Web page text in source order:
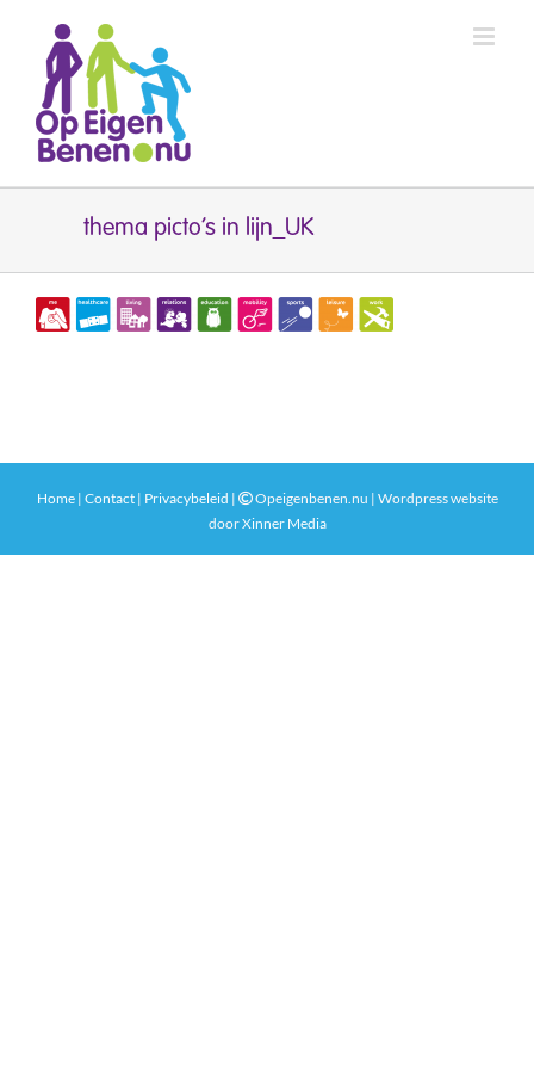
inhoud
thema picto’s in lijn_UK
Home| Contact| Privacybeleid |
Opeigenbenen.nu | Wordpress website
doorXinner Media